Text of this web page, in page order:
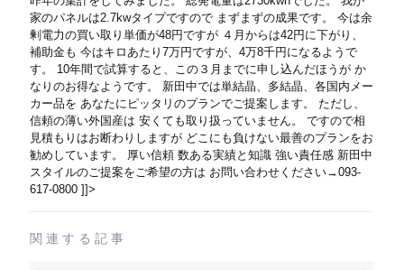
家のパネルは2.7kwタイプですので まずまずの成果です。 今は余
剰電力の買い取り単価が48円ですが ４月からは42円に下がり、
補助金も 今はキロあたり7万円ですが、4万8千円になるようで
す。 10年間で試算すると、この３月までに申し込んだほうが か
なりのお得なようです。 新田中では単結晶、多結晶、各国内メー
カー品を あなたにピッタリのプランでご提案します。 ただし、
信頼の薄い外国産は 安くても取り扱っていません。 ですので相
見積もりはお断わりしますが どこにも負けない最善のプランをお
勧めしています。 厚い信頼 数ある実績と知識 強い責任感 新田中
スタイルのご提案をご希望の方は お問い合わせください→093-
617-0800 ]]>
関連する記事